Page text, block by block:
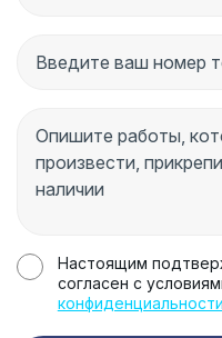
Настоящим
согласен с
конфиденциальности